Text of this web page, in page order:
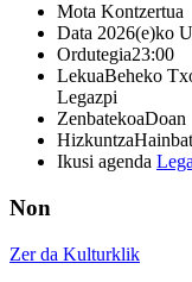
Mota Kontzertua
Data 2026(e)ko
Ordutegia23:00
LekuaBeheko
Legazpi
ZenbatekoaDoan
Hizkuntza
Ikusi agenda
Non
Zer da Kulturklik